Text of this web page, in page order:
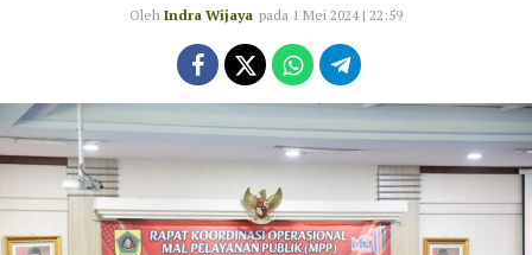
Oleh Indra Wijaya pada 1 Mei 2024 | 22:59